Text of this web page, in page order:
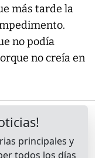
más tarde la
no podía
no creía en